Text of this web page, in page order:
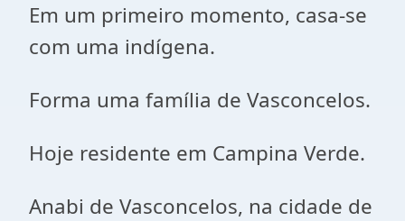
Em um primeiro momento, casa-se
com uma indígena.
Forma uma família de Vasconcelos.
Hoje residente em Campina Verde.
Anabi de Vasconcelos, na cidade de